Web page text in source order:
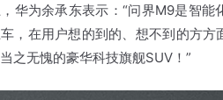
华为余承东表示：“问界M9是智
，在用户想的到的、想不到的方
之无愧的豪华科技旗舰SUV！”